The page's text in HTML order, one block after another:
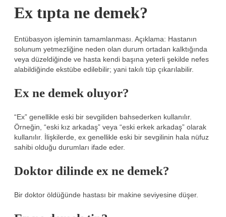
Ex tıpta ne demek?
Entübasyon işleminin tamamlanması. Açıklama: Hastanın
solunum yetmezliğine neden olan durum ortadan kalktığında
veya düzeldiğinde ve hasta kendi başına yeterli şekilde nefes
alabildiğinde ekstübe edilebilir; yani takılı tüp çıkarılabilir.
Ex ne demek oluyor?
“Ex” genellikle eski bir sevgiliden bahsederken kullanılır.
Örneğin, “eski kız arkadaş” veya “eski erkek arkadaş” olarak
kullanılır. İlişkilerde, ex genellikle eski bir sevgilinin hala nüfuz
sahibi olduğu durumları ifade eder.
Doktor dilinde ex ne demek?
Bir doktor öldüğünde hastası bir makine seviyesine düşer.